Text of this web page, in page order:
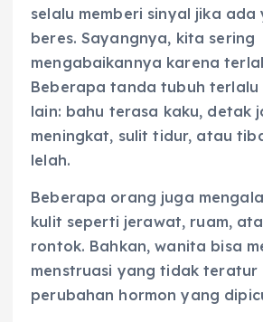
selalu memberi sinyal jika
beres. Sayangnya, kita sering
mengabaikannya karena
Beberapa tanda tubuh
lain: bahu terasa kaku, detak
meningkat, sulit tidur, atau
lelah.
Beberapa orang juga
kulit seperti jerawat, ruam,
rontok. Bahkan, wanita bisa
menstruasi yang tidak teratur
perubahan hormon yang